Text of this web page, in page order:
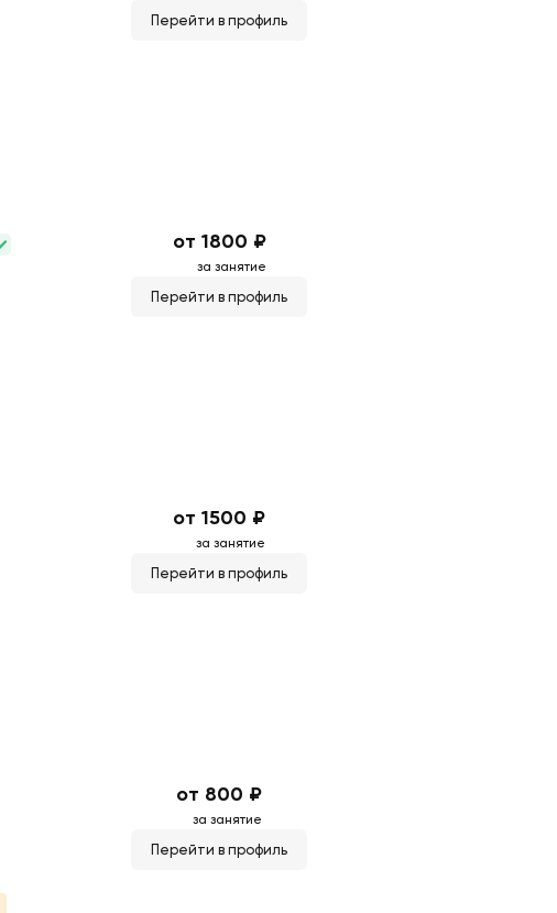
Перейти в профиль
от 1800 ₽
за занятие
Перейти в профиль
от 1500 ₽
за занятие
Перейти в профиль
от 800 ₽
за занятие
Перейти в профиль